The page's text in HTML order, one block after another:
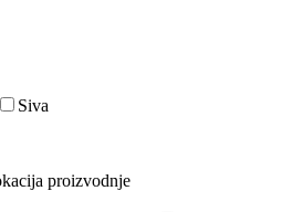
Siva
proizvodnje